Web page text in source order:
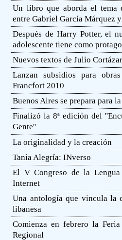
Un libro que aborda el tema
entre Gabriel García Márquez
Después de Harry Potter, el
adolescente tiene como
Nuevos textos de Julio Cortázar
Lanzan subsidios para
Francfort 2010
Buenos Aires se prepara para
Finalizó la 8ª edición del
Gente''
La originalidad y la creación
Tania Alegría: INverso
El V Congreso de la
Internet
Una antología que vincula la
libanesa
Comienza en febrero la
Regional